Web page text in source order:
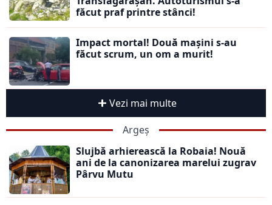
făcut praf printre stânci!
Impact mortal! Două mașini s-au
făcut scrum, un om a murit!
Vezi mai multe
Argeș
Slujbă arhierească la Robaia! Nouă
ani de la canonizarea marelui zugrav
Pârvu Mutu